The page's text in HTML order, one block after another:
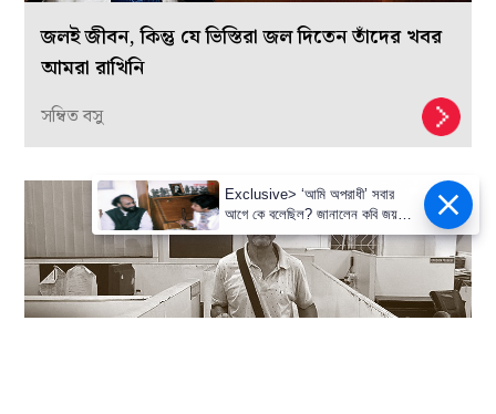
জলই জীবন, কিন্তু যে ভিস্তিরা জল দিতেন তাঁদের খবর
আমরা রাখিনি
সম্বিত বসু
Exclusive> ‘আমি অপরাধী’ সবার
আগে কে বলেছিল? জানালেন কবি জয়
গোস্বামী।